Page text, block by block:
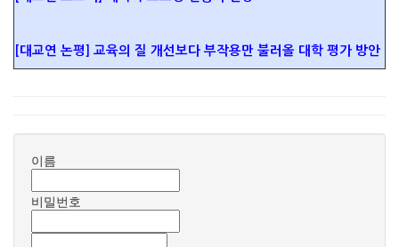
[대교연 논평] 교육의 질 개선보다 부작용만 불러올 대학 평가 방안
이름
비밀번호